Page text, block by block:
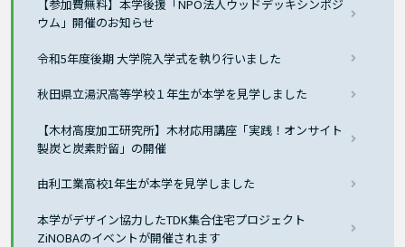
【参加費無料】本学後援「NPO法人ウッドデッキシンポジ
ウム」開催のお知らせ
令和5年度後期 大学院入学式を執り行いました
秋田県立湯沢高等学校１年生が本学を見学しました
【木材高度加工研究所】木材応用講座「実践！オンサイト
製炭と炭素貯留」の開催
由利工業高校1年生が本学を見学しました
本学がデザイン協力したTDK集合住宅プロジェクト
ZiNOBAのイベントが開催されます